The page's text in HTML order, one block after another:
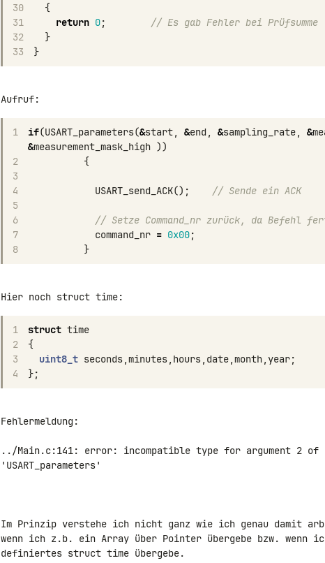
30
{
31
return 0;
// Es gab Fehler bei Prüfsumme
32
}
33
}
1 if(USART_parameters(&start, &end, &sampling_rate, &
&measurement_mask_high ))
2
{
3
4
USART_send_ACK();
// Sende ein ACK
5
6
// Setze Command_nr zurück, da Befehl
7
command_nr = 0x00;
8
}
Hier noch struct time:
1 struct time
2
{
3
uint8_t seconds,minutes, hours, date,month, year;
4
};
Fehlermeldung:
../Main.c:141: error: incompatible type for argument 2 of
'USART_parameters'
Im Prinzip verstehe ich nicht ganz wie ich genau damit
wenn ich z.b. ein Array über Pointer übergebe bzw. wenn
definiertes struct time übergebe.